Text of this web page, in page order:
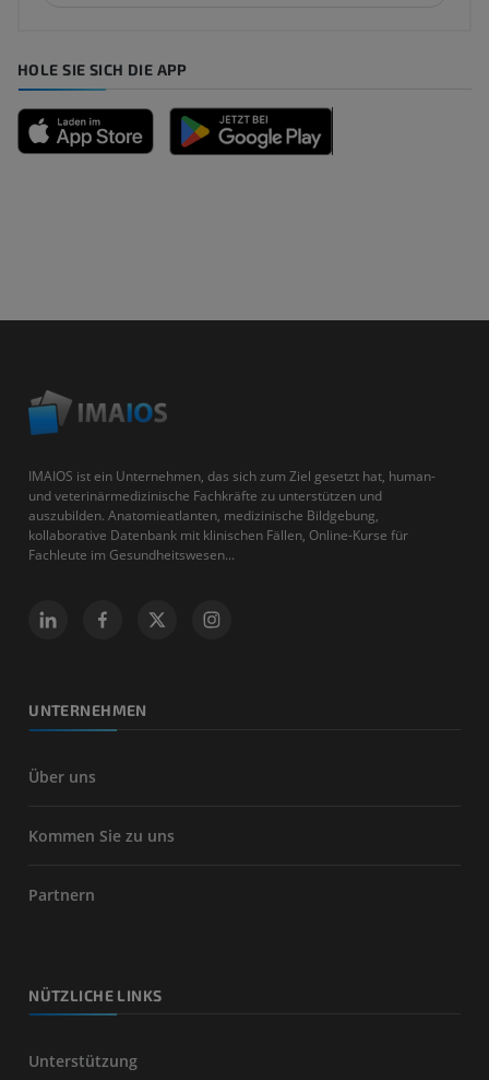
HOLE SIE SICH DIE APP
IMAIOS ist ein Unternehmen, das sich zum Ziel gesetzt hat, human-
und veterinärmedizinische Fachkräfte zu unterstützen und
auszubilden. Anatomieatlanten, medizinische Bildgebung,
kollaborative Datenbank mit klinischen Fällen, Online-Kurse für
Fachleute im Gesundheitswesen...
UNTERNEHMEN
Über uns
Kommen Sie zu uns
Partnern
NÜTZLICHE LINKS
Unterstützung